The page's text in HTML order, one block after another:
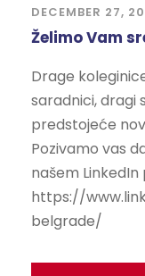
DECEMBER 27,
Želimo Vam
Drage
saradnici, dragi
predstojeće
Pozivamo vas
našem LinkedIn
https://
belgrade/